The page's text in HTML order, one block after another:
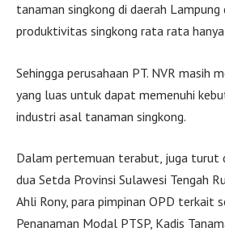
tanaman singkong di daerah
produktivitas singkong rata rata
Sehingga perusahaan PT. NVR masih
yang luas untuk dapat memenuhi
industri asal tanaman singkong.
Dalam pertemuan terabut, juga turut
dua Setda Provinsi Sulawesi Tengah
Ahli Rony, para pimpinan OPD terkait
Penanaman Modal PTSP, Kadis